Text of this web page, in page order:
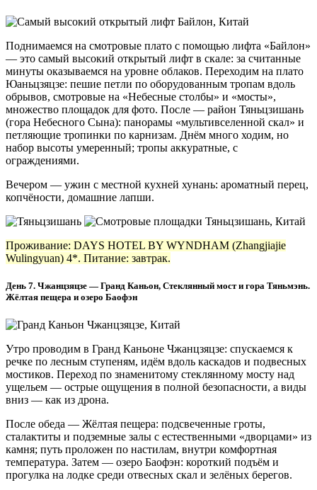
Поднимаемся на смотровые плато с помощью лифта «Байлон»
— это самый высокий открытый лифт в скале: за считанные
минуты оказываемся на уровне облаков. Переходим на плато
Юаньцзяцзе: пешие петли по оборудованным тропам вдоль
обрывов, смотровые на «Небесные столбы» и «мосты»,
множество площадок для фото. После — район Тяньцзишань
(гора Небесного Сына): панорамы «мультивселенной скал» и
петляющие тропинки по карнизам. Днём много ходим, но
набор высоты умеренный; тропы аккуратные, с
ограждениями.
Вечером — ужин с местной кухней хунань: ароматный перец,
копчёности, домашние лапши.
Проживание: DAYS HOTEL BY WYNDHAM (Zhangjiajie
Wulingyuan) 4*. Питание: завтрак.
День 7. Чжанцзяцзе — Гранд Каньон, Стеклянный мост и гора Тяньмэнь.
Жёлтая пещера и озеро Баофэн
Утро проводим в Гранд Каньоне Чжанцзяцзе: спускаемся к
речке по лесным ступеням, идём вдоль каскадов и подвесных
мостиков. Переход по знаменитому стеклянному мосту над
ущельем — острые ощущения в полной безопасности, а виды
вниз — как из дрона.
После обеда — Жёлтая пещера: подсвеченные гроты,
сталактиты и подземные залы с естественными «дворцами» из
камня; путь проложен по настилам, внутри комфортная
температура. Затем — озеро Баофэн: короткий подъём и
прогулка на лодке среди отвесных скал и зелёных берегов.